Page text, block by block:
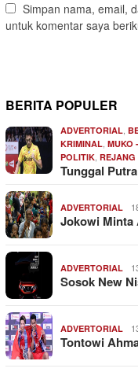
Simpan nama, email,
untuk komentar saya
BERITA POPULER
ADVERTORIAL
KRIMINAL MUKO
POLITIK REJANG
Tunggal
ADVERTORIAL
Jokowi Minta
ADVERTORIAL
Sosok New
ADVERTORIAL
Tontowi